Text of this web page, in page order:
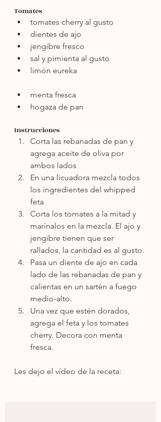
Tomates
tomates cherry al gusto
dientes de ajo
jengibre fresco
sal y pimienta al gusto
limón eureka
menta fresca
hogaza de pan
Instrucciones
Corta las rebanadas de pan y
agrega aceite de oliva por
ambos lados
En una licuadora mezcla todos
los ingredientes del whipped
feta
Corta los tomates a la mitad y
marínalos en la mezcla. El ajo y
jengibre tienen que ser
rallados, la cantidad es al gusto.
Pasa un diente de ajo en cada
lado de las rebanadas de pan y
calientas en un sartén a fuego
medio-alto.
Una vez que estén dorados,
agrega el feta y los tomates
cherry. Decora con menta
fresca.
Les dejo el vídeo de la receta: